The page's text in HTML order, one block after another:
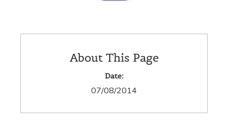
About This Page
Date:
07/08/2014